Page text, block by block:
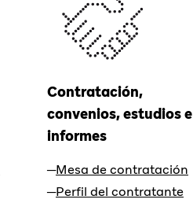
Contratación,
convenios, estudios e
informes
Mesa de contratación
Perfil del contratante